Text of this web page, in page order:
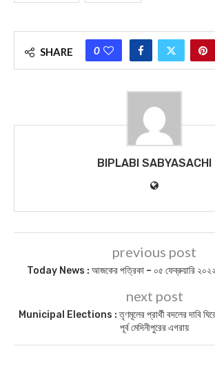
SHARE 0
BIPLABI SABYASACHI
previous post
Today News : আজকের পত্রিকা – ০৫ ফেব্রুয়ারি
next post
Municipal Elections : তৃণমূলের প্রার্থী বদলের দাবি
পূর্ব মেদিনীপুরের এগরায়